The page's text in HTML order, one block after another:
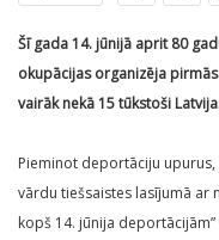
Šī gada 14. jūnijā aprit 80
okupācijas organizēja
vairāk nekā 15 tūkstoši
Pieminot deportāciju
vārdu tiešsaistes lasījumā ar
kopš 14. jūnija